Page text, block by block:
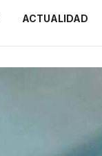
ACTUALIDAD